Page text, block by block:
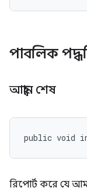
পাবলিক
আহ্বান শেষ
public void
রিপোর্ট করে যে